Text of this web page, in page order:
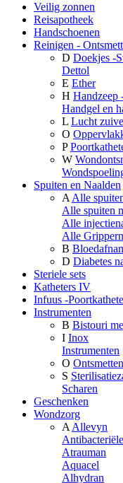
Veilig zonnen
Reisapotheek
Handschoenen
Reinigen -
D Doekjes -
Dettol
E Ether
H Handzeep
Handgel en
L Lucht
O
P
W
Spuiten en Naalden
A Alle
Alle spuiten
Alle
Alle
B
D Diabetes
Steriele sets
Katheters IV
Infuus -
Instrumenten
B Bistouri
I Inox
Instrumenten
O Ontsmetten
S
Scharen
Geschenken
Wondzorg
A Allevyn
Atrauman
Aquacel
Alhydran